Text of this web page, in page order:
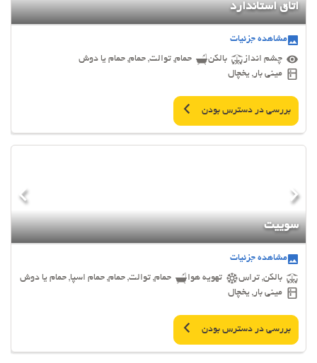
اتاق استاندارد
مشاهده جزئیات
چشم انداز
بالکن
حمام, توالت, حمام, حمام یا دوش
مینی بار, یخچال
بررسی در دسترس بودن
سوییت
مشاهده جزئیات
بالکن, تراس
تهویه هوا
حمام, توالت, حمام, حمام اسپا, حمام یا دوش
مینی بار, یخچال
بررسی در دسترس بودن